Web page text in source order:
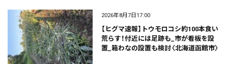
2026年8月7日17:00
【ヒグマ速報】トウモロコシ約100本食い
荒らす！付近には足跡も_市が看板を設
置_箱わなの設置も検討〈北海道函館市〉